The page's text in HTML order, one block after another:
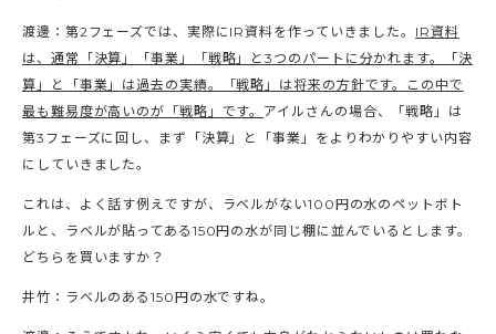
渡邊：第2フェーズでは、実際にIR資料を作っていきました。 IR資料
は、通常「決算」「事業」「戦略」と3つのパートに分かれます。「決
算」と「事業」は過去の実績。「戦略」は将来の方針です。この中で
最も難易度が高いのが「戦略」です。 アイルさんの場合、「戦略」は
第3フェーズに回し、まず「決算」と「事業」をよりわかりやすい内容
にしていきました。
これは、よく話す例えですが、ラベルがない100円の水のペットボト
ルと、ラベルが貼ってある150円の水が同じ棚に並んでいるとします。
どちらを買いますか？
井竹：ラベルのある150円の水ですね。